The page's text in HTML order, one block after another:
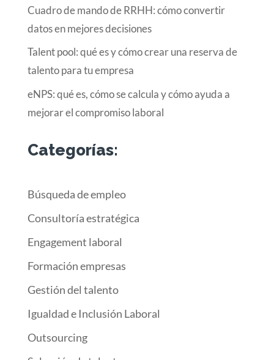
Cuadro de mando de RRHH: cómo convertir
datos en mejores decisiones
Talent pool: qué es y cómo crear una reserva de
talento para tu empresa
eNPS: qué es, cómo se calcula y cómo ayuda a
mejorar el compromiso laboral
Categorías:
Búsqueda de empleo
Consultoría estratégica
Engagement laboral
Formación empresas
Gestión del talento
Igualdad e Inclusión Laboral
Outsourcing